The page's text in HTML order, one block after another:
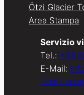
Ötzi Glacier
Area Stampa
Servizio
Tel.: +39
E-Mail:
Tutti i